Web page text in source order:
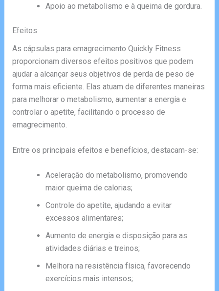
Apoio ao metabolismo e à queima de gordura.
Efeitos
As cápsulas para emagrecimento Quickly Fitness
proporcionam diversos efeitos positivos que podem
ajudar a alcançar seus objetivos de perda de peso de
forma mais eficiente. Elas atuam de diferentes maneiras
para melhorar o metabolismo, aumentar a energia e
controlar o apetite, facilitando o processo de
emagrecimento.
Entre os principais efeitos e benefícios, destacam-se:
Aceleração do metabolismo, promovendo
maior queima de calorias;
Controle do apetite, ajudando a evitar
excessos alimentares;
Aumento de energia e disposição para as
atividades diárias e treinos;
Melhora na resistência física, favorecendo
exercícios mais intensos;